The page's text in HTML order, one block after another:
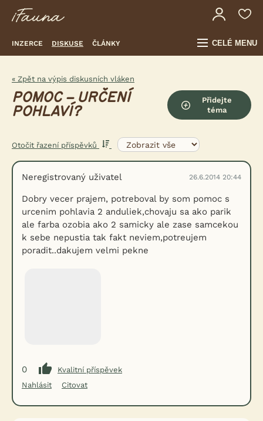
INZERCE DISKUSE ČLÁNKY CELÉ MENU
« Zpět na výpis diskusních vláken
POMOC – URČENÍ
POHLAVÍ?
Přidejte
téma
Otočit řazení příspěvků
Neregistrovaný uživatel 26.6.2014 20:44
Dobry vecer prajem, potreboval by som pomoc s
urcenim pohlavia 2 anduliek,chovaju sa ako parik
ale farba ozobia ako 2 samicky ale zase samcekou
k sebe nepustia tak fakt neviem,potreujem
poradit..dakujem velmi pekne
0
Kvalitní příspěvek
Nahlásit
Citovat